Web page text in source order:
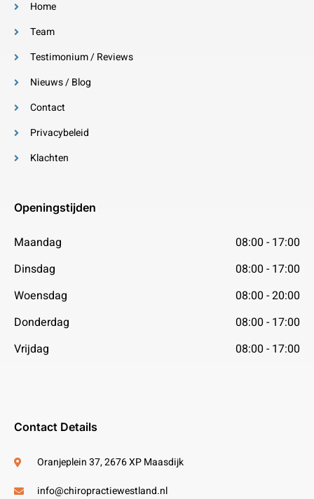
Home
Team
Testimonium / Reviews
Nieuws / Blog
Contact
Privacybeleid
Klachten
Openingstijden
Maandag
08:00 - 17:00
Dinsdag
08:00 - 17:00
Woensdag
08:00 - 20:00
Donderdag
08:00 - 17:00
Vrijdag
08:00 - 17:00
Contact Details
Oranjeplein 37, 2676 XP Maasdijk
info@chiropractiewestland.nl